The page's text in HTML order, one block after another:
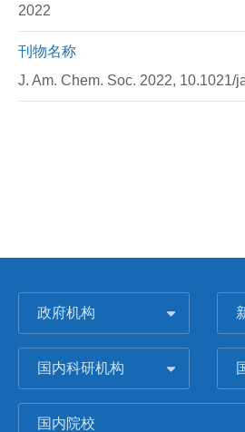
2022
刊物名称
J. Am. Chem. Soc. 2022, 10.1021/
政府机构
国内科研机构
国内院校